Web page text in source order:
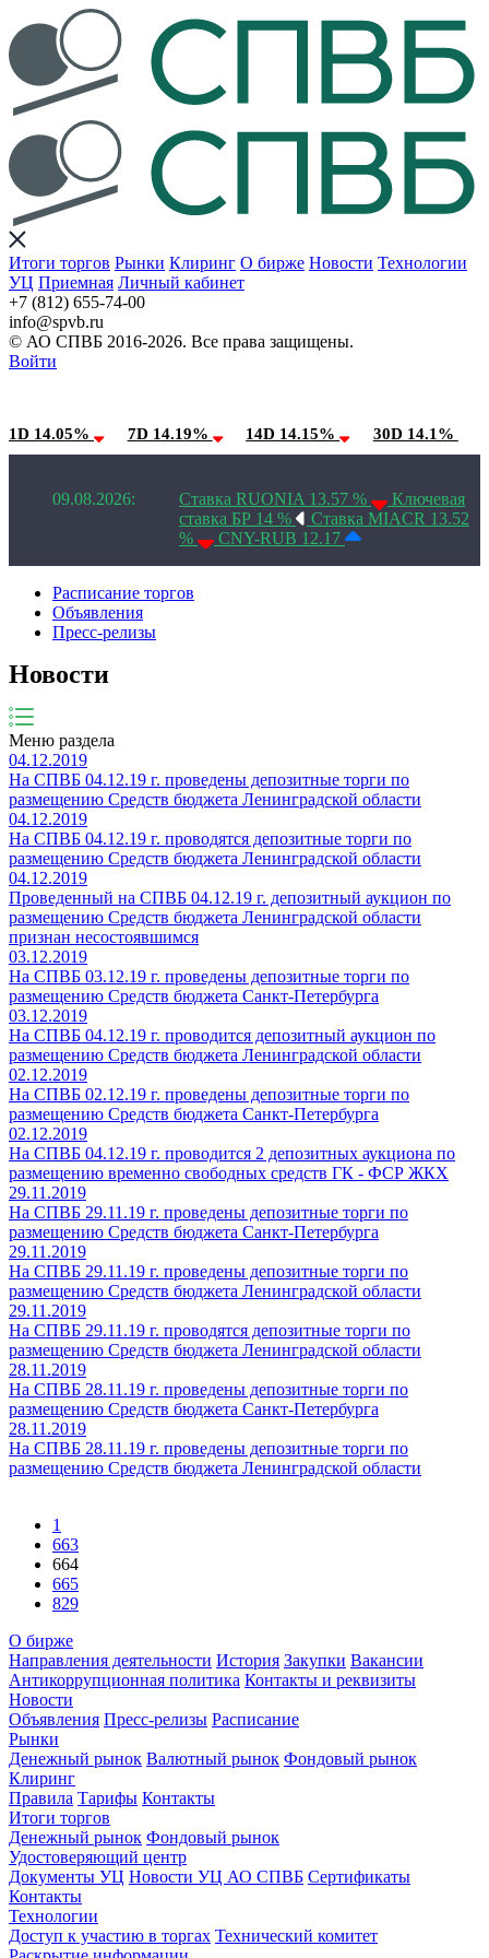
Итоги торгов Рынки Клиринг О бирже Новости Технологии
УЦ Приемная Личный кабинет
+7 (812) 655-74-00
info@spvb.ru
© АО СПВБ 2016-2026. Все права защищены.
Войти
1D 14.05% 7D 14.19% 14D 14.15% 30D 14.1%
09.08.2026: Ставка RUONIA 13.57 %
Ключевая
ставка БР 14 %
Ставка MIACR 13.52
%
CNY-RUB 12.17
Расписание торгов
Объявления
Пресс-релизы
Новости
Меню раздела
04.12.2019
На СПВБ 04.12.19 г. проведены депозитные торги по
размещению Средств бюджета Ленинградской области
04.12.2019
На СПВБ 04.12.19 г. проводятся депозитные торги по
размещению Средств бюджета Ленинградской области
04.12.2019
Проведенный на СПВБ 04.12.19 г. депозитный аукцион по
размещению Средств бюджета Ленинградской области
признан несостоявшимся
03.12.2019
На СПВБ 03.12.19 г. проведены депозитные торги по
размещению Средств бюджета Санкт-Петербурга
03.12.2019
На СПВБ 04.12.19 г. проводится депозитный аукцион по
размещению Средств бюджета Ленинградской области
02.12.2019
На СПВБ 02.12.19 г. проведены депозитные торги по
размещению Средств бюджета Санкт-Петербурга
02.12.2019
На СПВБ 04.12.19 г. проводится 2 депозитных аукциона по
размещению временно свободных средств ГК - ФСР ЖКХ
29.11.2019
На СПВБ 29.11.19 г. проведены депозитные торги по
размещению Средств бюджета Санкт-Петербурга
29.11.2019
На СПВБ 29.11.19 г. проведены депозитные торги по
размещению Средств бюджета Ленинградской области
29.11.2019
На СПВБ 29.11.19 г. проводятся депозитные торги по
размещению Средств бюджета Ленинградской области
28.11.2019
На СПВБ 28.11.19 г. проведены депозитные торги по
размещению Средств бюджета Санкт-Петербурга
28.11.2019
На СПВБ 28.11.19 г. проведены депозитные торги по
размещению Средств бюджета Ленинградской области
1
663
664
665
829
О бирже
Направления деятельности История Закупки Вакансии
Антикоррупционная политика Контакты и реквизиты
Новости
Объявления Пресс-релизы Расписание
Рынки
Денежный рынок Валютный рынок Фондовый рынок
Клиринг
Правила Тарифы Контакты
Итоги торгов
Денежный рынок Фондовый рынок
Удостоверяющий центр
Документы УЦ Новости УЦ АО СПВБ Сертификаты
Контакты
Технологии
Доступ к участию в торгах Технический комитет